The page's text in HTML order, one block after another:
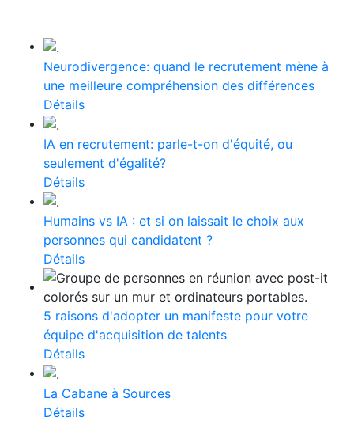
Neurodivergence: quand le recrutement mène à
une meilleure compréhension des différences
Détails
IA en recrutement: parle-t-on d'équité, ou
seulement d'égalité?
Détails
Humains vs IA : et si on laissait le choix aux
personnes qui candidatent ?
Détails
5 raisons d'adopter un manifeste pour votre
équipe d'acquisition de talents
Détails
La Cabane à Sources
Détails